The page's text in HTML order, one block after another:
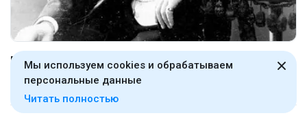
Мы используем cookies и обрабатываем
персональные данные
Читать полностью
Парфюмер Эрнест Бо – автор Chanel №5
10 сентября 2012, 20:24